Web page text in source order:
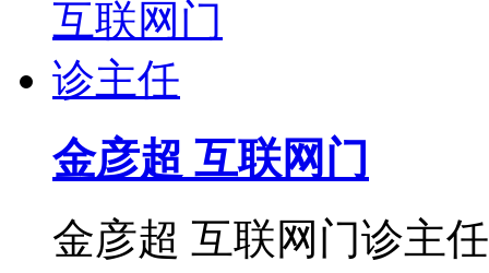
金彦超 互联网门
金彦超 互联网门诊主